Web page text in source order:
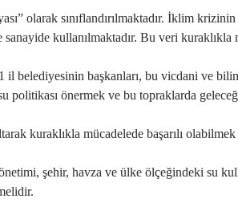
olarak sınıflandırılmaktadır. İklim
kullanılmaktadır. Bu veri
belediyesinin başkanları, bu vicdani ve
politikası önermek ve bu topraklarda
kuraklıkla mücadelede başarılı
şehir, havza ve ülke ölçeğindeki su